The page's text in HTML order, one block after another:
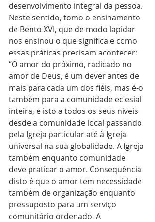
desenvolvimento integral da pessoa.
Neste sentido, tomo o ensinamento
de Bento XVI, que de modo lapidar
nos ensinou o que significa e como
essas práticas precisam acontecer:
“O amor do próximo, radicado no
amor de Deus, é um dever antes de
mais para cada um dos fiéis, mas é-o
também para a comunidade eclesial
inteira, e isto a todos os seus níveis:
desde a comunidade local passando
pela Igreja particular até à Igreja
universal na sua globalidade. A Igreja
também enquanto comunidade
deve praticar o amor. Consequência
disto é que o amor tem necessidade
também de organização enquanto
pressuposto para um serviço
comunitário ordenado. A